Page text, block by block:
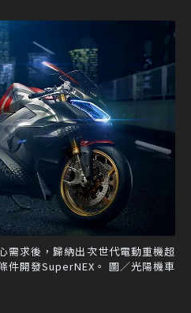
需求後，歸納出次世代電動重機超
件開發SuperNEX。 圖／光陽機車